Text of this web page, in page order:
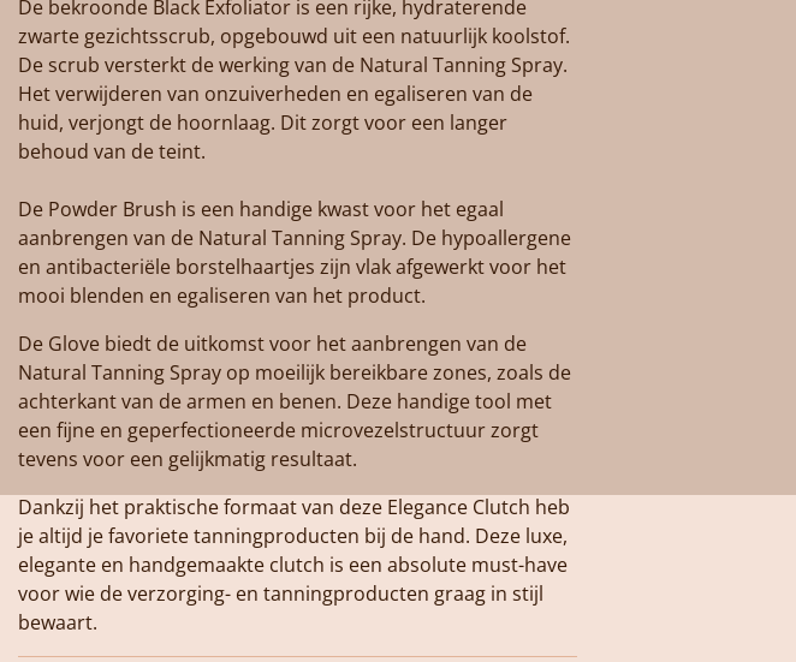
De bekroonde Black Exfoliator is een rijke, hydraterende
zwarte gezichtsscrub, opgebouwd uit een natuurlijk koolstof.
De scrub versterkt de werking van de Natural Tanning Spray.
Het verwijderen van onzuiverheden en egaliseren van de
huid, verjongt de hoornlaag. Dit zorgt voor een langer
behoud van de teint.
De Powder Brush is een handige kwast voor het egaal
aanbrengen van de Natural Tanning Spray. De hypoallergene
en antibacteriële borstelhaartjes zijn vlak afgewerkt voor het
mooi blenden en egaliseren van het product.
De Glove biedt de uitkomst voor het aanbrengen van de
Natural Tanning Spray op moeilijk bereikbare zones, zoals de
achterkant van de armen en benen. Deze handige tool met
een fijne en geperfectioneerde microvezelstructuur zorgt
tevens voor een gelijkmatig resultaat.
Dankzij het praktische formaat van deze Elegance Clutch heb
je altijd je favoriete tanningproducten bij de hand. Deze luxe,
elegante en handgemaakte clutch is een absolute must-have
voor wie de verzorging- en tanningproducten graag in stijl
bewaart.